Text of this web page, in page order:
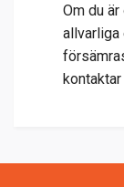
Om du
kontaktar